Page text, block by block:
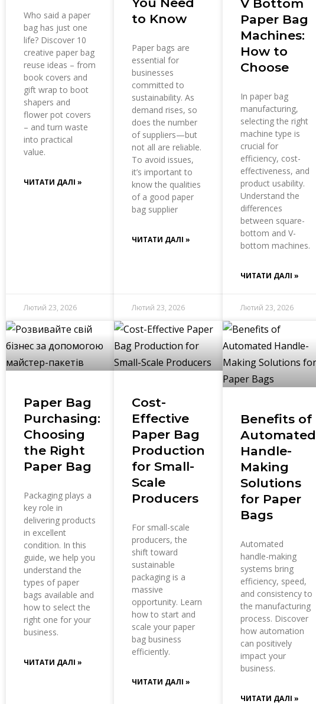
Who said a paper
bag has just one
life? Discover 10
creative paper bag
reuse ideas – from
book covers and
gift wrap to boot
shapers and
flower pot covers
– and turn waste
into practical
value.
ЧИТАТИ ДАЛІ »
Лютий 23, 2026
to Know
Paper bags are
essential for
businesses
committed to
sustainability. As
demand rises, so
does the number
of suppliers—but
not all are reliable.
To avoid issues,
it’s important to
know the qualities
of a good paper
bag supplier
ЧИТАТИ ДАЛІ »
Лютий 23, 2026
V Bottom
Paper Bag
Machines:
How to
Choose
In paper bag
manufacturing,
selecting the right
machine type is
crucial for
efficiency, cost-
effectiveness, and
product usability.
Understand the
differences
between square-
bottom and V-
bottom machines.
ЧИТАТИ ДАЛІ »
Лютий 23, 2026
Paper Bag
Purchasing:
Choosing
the Right
Paper Bag
Packaging plays a
key role in
delivering products
in excellent
condition. In this
guide, we help you
understand the
types of paper
bags available and
how to select the
right one for your
business.
ЧИТАТИ ДАЛІ »
Cost-
Effective
Paper Bag
Production
for Small-
Scale
Producers
For small-scale
producers, the
shift toward
sustainable
packaging is a
massive
opportunity. Learn
how to start and
scale your paper
bag business
efficiently.
ЧИТАТИ ДАЛІ »
Benefits of
Automated
Handle-
Making
Solutions
for Paper
Bags
Automated
handle-making
systems bring
efficiency, speed,
and consistency to
the manufacturing
process. Discover
how automation
can positively
impact your
business.
ЧИТАТИ ДАЛІ »